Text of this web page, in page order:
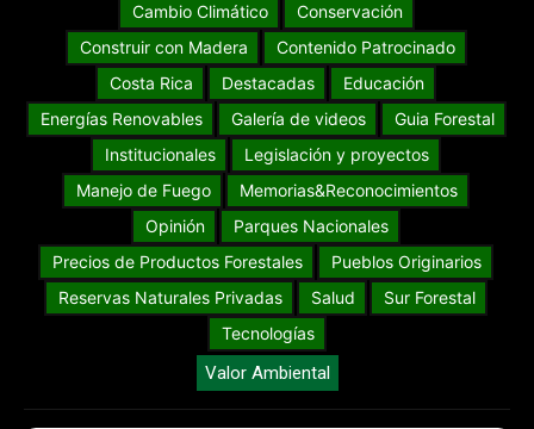
Cambio Climático
Conservación
Construir con Madera
Contenido Patrocinado
Costa Rica
Destacadas
Educación
Energías Renovables
Galería de videos
Guia Forestal
Institucionales
Legislación y proyectos
Manejo de Fuego
Memorias&Reconocimientos
Opinión
Parques Nacionales
Precios de Productos Forestales
Pueblos Originarios
Reservas Naturales Privadas
Salud
Sur Forestal
Tecnologías
Valor Ambiental